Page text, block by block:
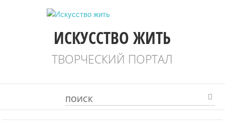
ИСКУССТВО ЖИТЬ
ТВОРЧЕСКИЙ ПОРТАЛ